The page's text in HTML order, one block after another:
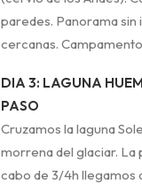
paredes. Panorama
cercanas.
DIA 3: LAGUNA
PASO
Cruzamos la laguna
morrena del glaciar.
cabo de 3/4h llegamos